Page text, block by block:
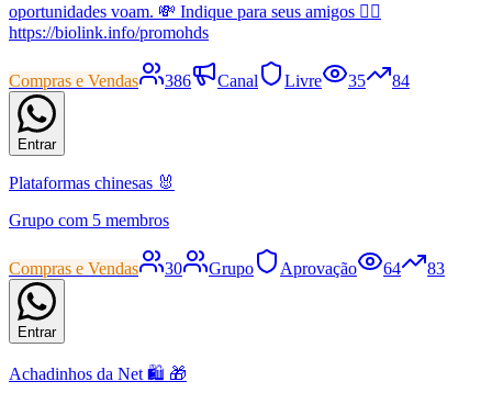
oportunidades voam. 💸 Indique para seus amigos 👇🏻
https://biolink.info/promohds
Compras e Vendas 386 Canal Livre 35 84
Entrar
Plataformas chinesas 🐰
Grupo com 5 membros
Compras e Vendas 30 Grupo Aprovação 64 83
Entrar
Achadinhos da Net 🛍️ 🎁